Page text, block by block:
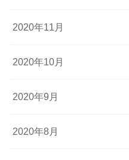
2020年11月
2020年10月
2020年9月
2020年8月